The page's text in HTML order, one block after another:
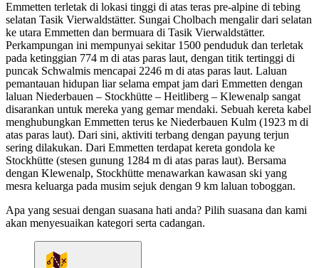
Emmetten terletak di lokasi tinggi di atas teras pre-alpine di tebing
selatan Tasik Vierwaldstätter. Sungai Cholbach mengalir dari selatan
ke utara Emmetten dan bermuara di Tasik Vierwaldstätter.
Perkampungan ini mempunyai sekitar 1500 penduduk dan terletak
pada ketinggian 774 m di atas paras laut, dengan titik tertinggi di
puncak Schwalmis mencapai 2246 m di atas paras laut. Laluan
pemantauan hidupan liar selama empat jam dari Emmetten dengan
laluan Niederbauen – Stockhütte – Heitliberg – Klewenalp sangat
disarankan untuk mereka yang gemar mendaki. Sebuah kereta kabel
menghubungkan Emmetten terus ke Niederbauen Kulm (1923 m di
atas paras laut). Dari sini, aktiviti terbang dengan payung terjun
sering dilakukan. Dari Emmetten terdapat kereta gondola ke
Stockhütte (stesen gunung 1284 m di atas paras laut). Bersama
dengan Klewenalp, Stockhütte menawarkan kawasan ski yang
mesra keluarga pada musim sejuk dengan 9 km laluan toboggan.
Apa yang sesuai dengan suasana hati anda? Pilih suasana dan kami
akan menyesuaikan kategori serta cadangan.